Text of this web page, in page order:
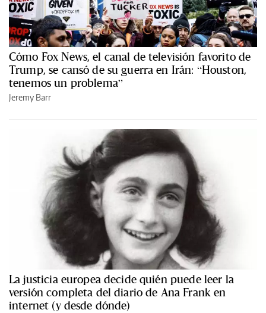
Cómo Fox News, el canal de televisión favorito de
Trump, se cansó de su guerra en Irán: “Houston,
tenemos un problema”
Jeremy Barr
La justicia europea decide quién puede leer la
versión completa del diario de Ana Frank en
internet (y desde dónde)